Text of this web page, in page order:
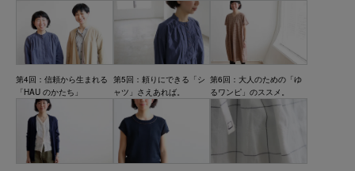
第4回：信頼から生まれる
「HAU のかたち」
第5回：頼りにできる「シ
ャツ」さえあれば。
第6回：大人のための「ゆ
るワンピ」のススメ。